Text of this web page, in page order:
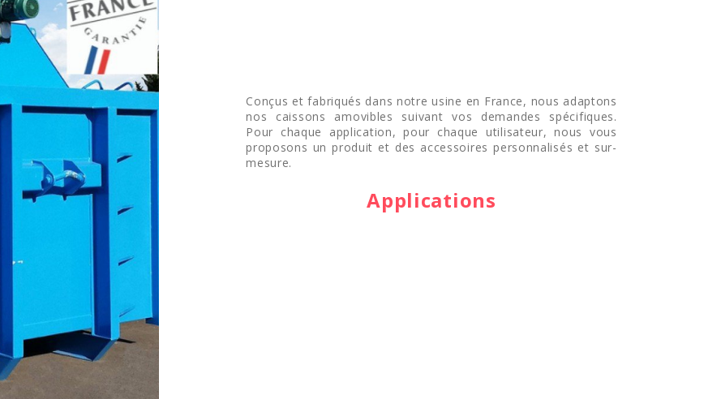
Conçus et fabriqués dans notre usine en France, nous adaptons
nos caissons amovibles suivant vos demandes spécifiques.
Pour chaque application, pour chaque utilisateur, nous vous
proposons un produit et des accessoires personnalisés et sur-
mesure.
Applications